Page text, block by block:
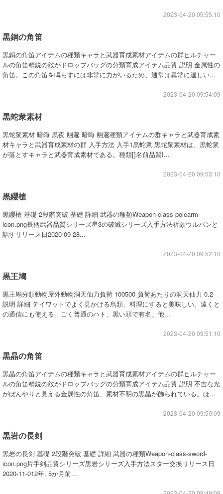
2023-04-20 09:55:10
黒銅の角笛
黒銅の角笛アイテムの種類キャラと武器育成素材アイテムの群ヒルチャー
ルの角笛精鋭の敵がドロップバッグの分類育成アイテム品質 説明 金属性の
角笛。この角笛を鳴らすには非常に力がいるため、通常は異常に逞しい...
2023-04-20 09:54:09
黒蛇衆素材
黒蛇衆素材 暗晦 黒夜 幽邃 暗晦 幽邃種類アイテムの群キャラと武器育成素
材キャラと武器育成素材の群 入手方法 入手1黒蛇衆 黒蛇衆素材は、黒蛇衆
が落とすキャラと武器育成素材である。種類[]名前品質I...
2023-04-20 09:53:10
黒纓槍
黒纓槍 基礎 2段階突破 基礎 詳細 武器の種類Weapon-class-polearm-
icon.png長柄武器品質シリーズ星3の破滅シリーズ入手方法祈願ウルバンと
話すリリース日2020-09-28...
2023-04-20 09:52:10
黒王鳩
黒王鳩分類動物屋外動物洞天仙力負荷 100500 負荷あたりの洞天仙力 0.2
説明 詳細 テイワットでよく見かける烏類、料理にすると美味しい。遠くと
の通信にも使える。ごく普通のハト、黒い頭で有名。他...
2023-04-20 09:51:10
黒晶の角笛
黒晶の角笛アイテムの種類キャラと武器育成素材アイテムの群ヒルチャー
ルの角笛精鋭の敵がドロップバッグの分類育成アイテム品質 説明 不吉な光
がぼんやりと見える金属性の角笛、素材不明の黒晶が飾られている。ほ...
2023-04-20 09:50:09
黒岩の長剣
黒岩の長剣 基礎 2段階突破 基礎 詳細 武器の種類Weapon-class-sword-
icon.png片手剣品質シリーズ黒岩シリーズ入手方法スター交換リリース日
2020-11-012年, 5か月前...